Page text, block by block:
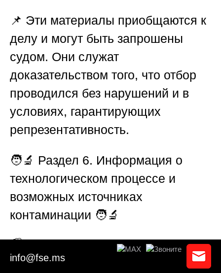
📌 Эти материалы приобщаются к
делу и могут быть запрошены
судом. Они служат
доказательством того, что отбор
проводился без нарушений и в
условиях, гарантирующих
репрезентативность.
🧑‍🔬 Раздел 6. Информация о
технологическом процессе и
возможных источниках
контаминации 🧑‍🔬
🏭 Если экспертиза проводится в
связи с производственным браком
info@fse.ms